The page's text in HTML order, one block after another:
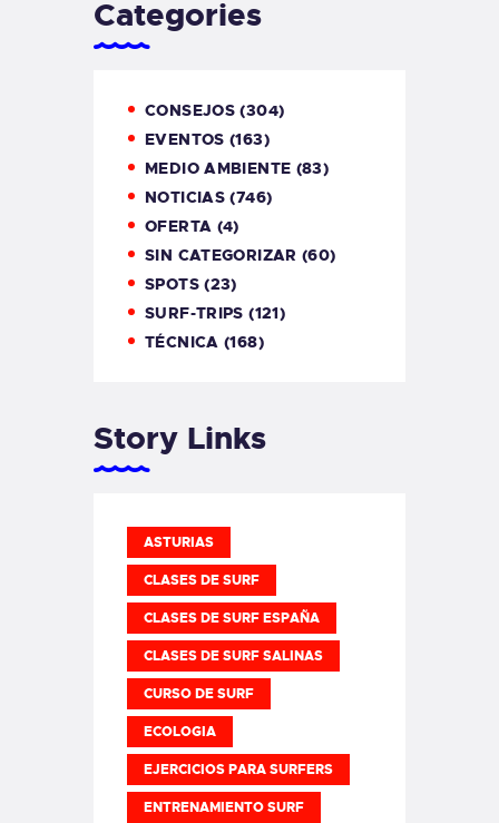
Categories
CONSEJOS (304)
EVENTOS (163)
MEDIO AMBIENTE (83)
NOTICIAS (746)
OFERTA (4)
SIN CATEGORIZAR (60)
SPOTS(23)
SURF-TRIPS (121)
TÉCNICA (168)
Story Links
ASTURIAS
CLASES DE SURF
CLASES DE SURF ESPAÑA
CLASES DE SURF SALINAS
CURSO DE SURF
ECOLOGIA
EJERCICIOS PARA SURFERS
ENTRENAMIENTO SURF